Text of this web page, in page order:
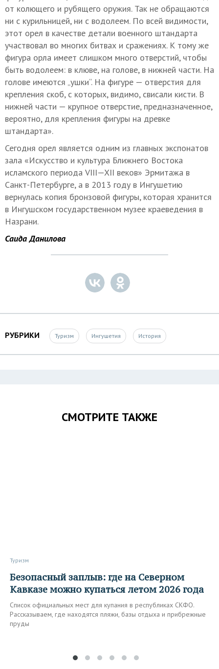
от колющего и рубящего оружия. Так не обращаются
ни с курильницей, ни с водолеем. По всей видимости,
этот орел в качестве детали военного штандарта
участвовал во многих битвах и сражениях. К тому же
фигура орла имеет слишком много отверстий, чтобы
быть водолеем: в клюве, на голове, в нижней части. На
голове имеются „ушки“. На фигуре — отверстия для
крепления скоб, с которых, видимо, свисали кисти. В
нижней части — крупное отверстие, предназначенное,
вероятно, для крепления фигуры на древке
штандарта».
Сегодня орел является одним из главных экспонатов
зала «Искусство и культура Ближнего Востока
исламского периода VIII—XII веков» Эрмитажа в
Санкт-Петербурге, а в 2013 году в Ингушетию
вернулась копия бронзовой фигуры, которая хранится
в Ингушском государственном музее краеведения в
Назрани.
Саида Данилова
РУБРИКИ Туризм Ингушетия История
СМОТРИТЕ ТАКЖЕ
Туризм
Безопасный заплыв: где на Северном
Кавказе можно купаться летом 2026 года
Список официальных мест для купания в республиках СКФО.
Рассказываем, где находятся пляжи, базы отдыха и прибрежные
пруды